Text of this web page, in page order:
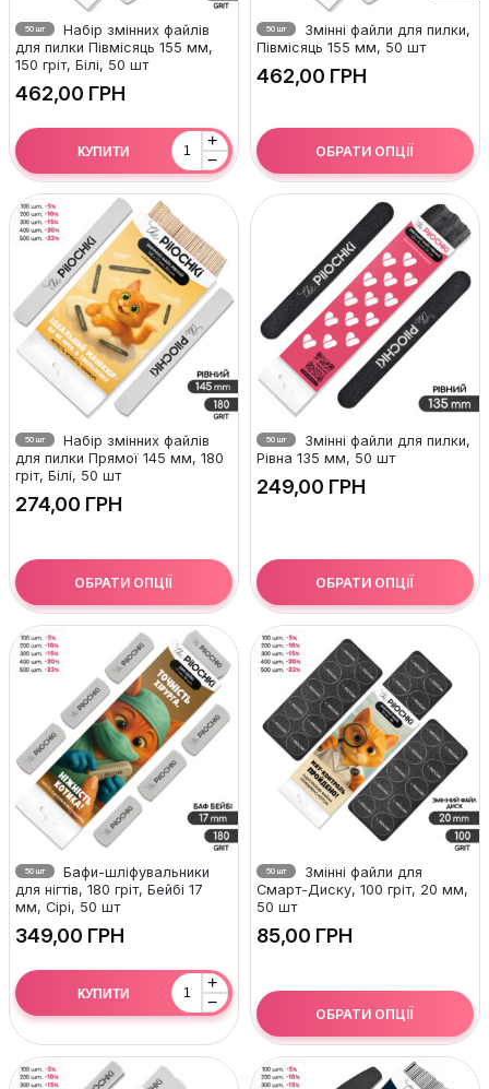
50 шт
Набір змінних файлів
для пилки Півмісяць 155 мм,
150 гріт, Білі, 50 шт
ГРН
+
−
КУПИТИ
50 шт
Змінні файли для пилки,
Півмісяць 155 мм, 50 шт
ГРН
ОБРАТИ ОПЦІЇ
50 шт
Набір змінних файлів
для пилки Прямої 145 мм, 180
гріт, Білі, 50 шт
ГРН
ОБРАТИ ОПЦІЇ
50 шт
Змінні файли для пилки,
Рівна 135 мм, 50 шт
ГРН
ОБРАТИ ОПЦІЇ
50 шт
Бафи-шліфувальники
для нігтів, 180 гріт, Бейбі 17
мм, Сірі, 50 шт
ГРН
+
−
КУПИТИ
50 шт
Змінні файли для
Смарт-Диску, 100 гріт, 20 мм,
50 шт
ГРН
ОБРАТИ ОПЦІЇ